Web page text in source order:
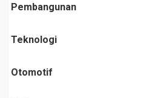
Pembangunan
Teknologi
Otomotif